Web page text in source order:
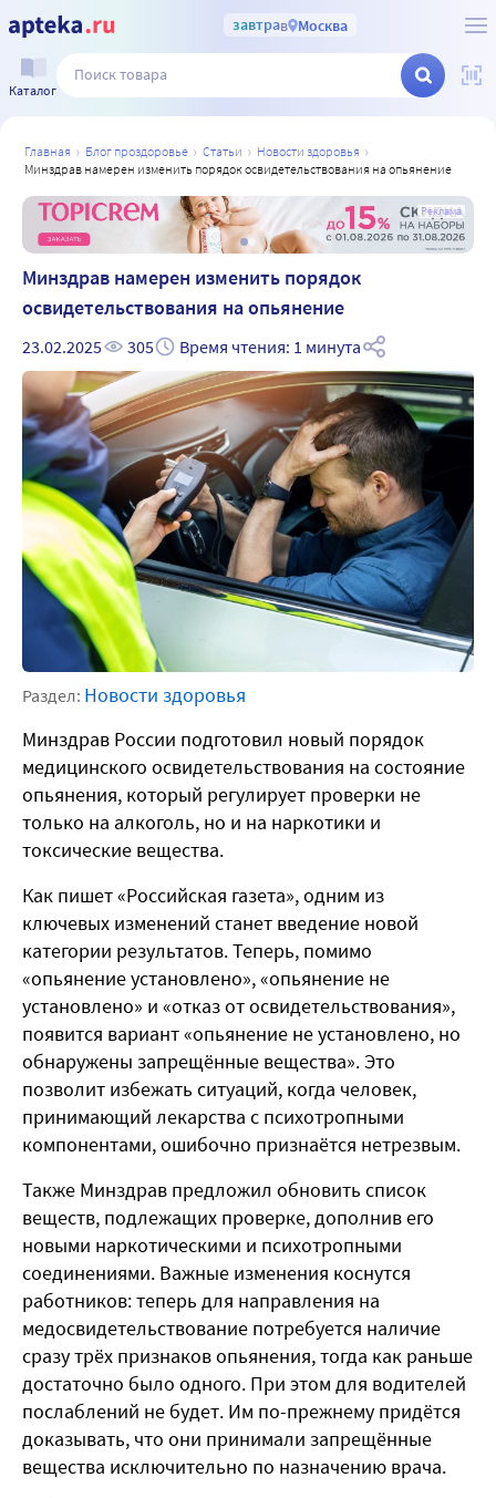
завтрав Москва
Каталог
главная блог проздоровье статьи
новости здоровья
минздрав намерен изменить порядок освидетельствования на опьянение
Реклама
Минздрав намерен изменить порядок
освидетельствования на опьянение
23.02.2025 305 Время чтения: 1 минута
Раздел: Новости здоровья
Минздрав России подготовил новый порядок
медицинского освидетельствования на состояние
опьянения, который регулирует проверки не
только на алкоголь, но и на наркотики и
токсические вещества.
Как пишет «Российская газета», одним из
ключевых изменений станет введение новой
категории результатов. Теперь, помимо
«опьянение установлено», «опьянение не
установлено» и «отказ от освидетельствования»,
появится вариант «опьянение не установлено, но
обнаружены запрещённые вещества». Это
позволит избежать ситуаций, когда человек,
принимающий лекарства с психотропными
компонентами, ошибочно признаётся нетрезвым.
Также Минздрав предложил обновить список
веществ, подлежащих проверке, дополнив его
новыми наркотическими и психотропными
соединениями. Важные изменения коснутся
работников: теперь для направления на
медосвидетельствование потребуется наличие
сразу трёх признаков опьянения, тогда как раньше
достаточно было одного. При этом для водителей
послаблений не будет. Им по-прежнему придётся
доказывать, что они принимали запрещённые
вещества исключительно по назначению врача.